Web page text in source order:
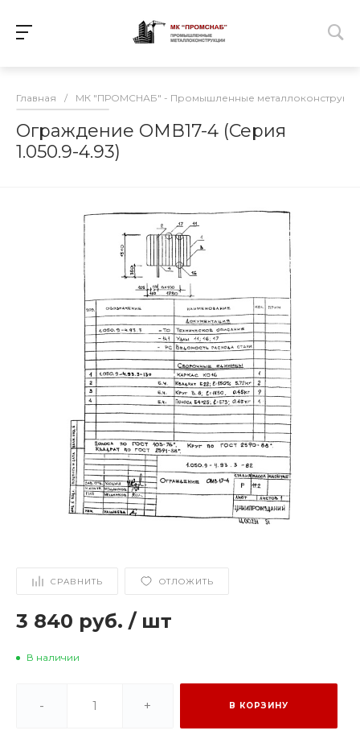
Главная / МК "ПРОМСНАБ" - Промышленные
Ограждение ОМВ17-4 (Серия
1.050.9-4.93)
СРАВНИТЬ ОТЛОЖИТЬ
3 840 руб. / шт
В наличии
- + В КОРЗИНУ